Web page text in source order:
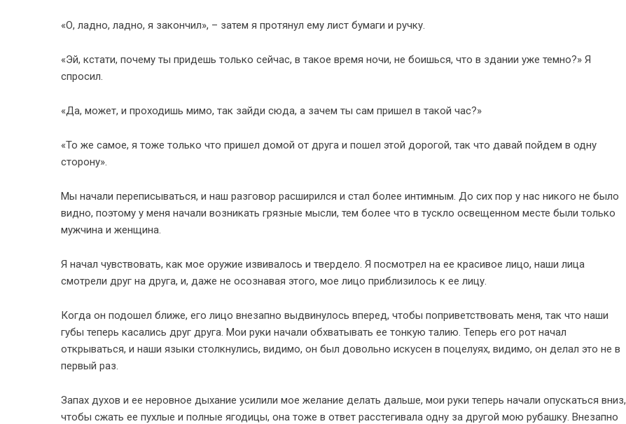
«О, ладно, ладно, я закончил», – затем я протянул ему лист бумаги и ручку.
«Эй, кстати, почему ты придешь только сейчас, в такое время ночи, не боишься, что в здании уже темно?» Я
спросил.
«Да, может, и проходишь мимо, так зайди сюда, а зачем ты сам пришел в такой час?»
«То же самое, я тоже только что пришел домой от друга и пошел этой дорогой, так что давай пойдем в одну
сторону».
Мы начали переписываться, и наш разговор расширился и стал более интимным. До сих пор у нас никого не было
видно, поэтому у меня начали возникать грязные мысли, тем более что в тускло освещенном месте были только
мужчина и женщина.
Я начал чувствовать, как мое оружие извивалось и твердело. Я посмотрел на ее красивое лицо, наши лица
смотрели друг на друга, и, даже не осознавая этого, мое лицо приблизилось к ее лицу.
Когда он подошел ближе, его лицо внезапно выдвинулось вперед, чтобы поприветствовать меня, так что наши
губы теперь касались друг друга. Мои руки начали обхватывать ее тонкую талию. Теперь его рот начал
открываться, и наши языки столкнулись, видимо, он был довольно искусен в поцелуях, видимо, он делал это не в
первый раз.
Запах духов и ее неровное дыхание усилили мое желание делать дальше, мои руки теперь начали опускаться вниз,
чтобы сжать ее пухлые и полные ягодицы, она тоже в ответ расстегивала одну за другой мою рубашку. Внезапно